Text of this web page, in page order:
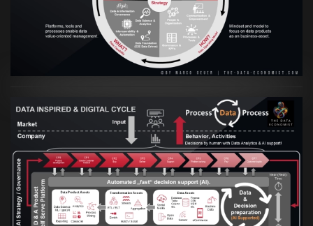
VIEW
Artikel:Prozesse und Daten müssen Hand
in Hand gehen
VIEW